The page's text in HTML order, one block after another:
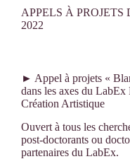
APPELS À PROJETS
2022
► Appel à projets «
dans les axes du
Création Artistique
Ouvert à tous les
post-doctorants ou
partenaires du LabEx.